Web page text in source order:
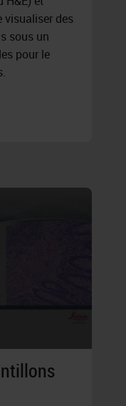
visualiser des
sous un
pour le